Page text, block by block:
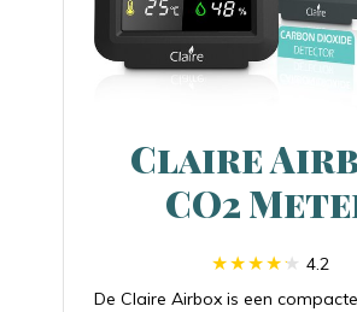
Claire
CO2
4.2
De Claire Airbox is een